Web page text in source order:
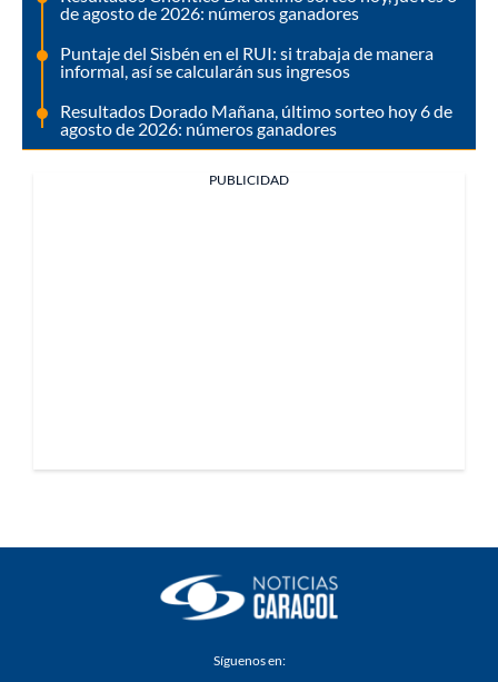
de agosto de 2026: números ganadores
Puntaje del Sisbén en el RUI: si trabaja de manera
informal, así se calcularán sus ingresos
Resultados Dorado Mañana, último sorteo hoy 6 de
agosto de 2026: números ganadores
PUBLICIDAD
Síguenos en: